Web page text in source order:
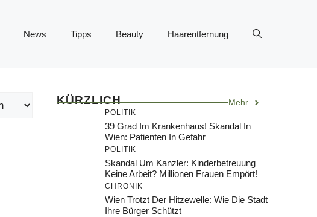
News Tipps Beauty Haarentfernung
KÜRZLICH Mehr
POLITIK
39 Grad Im Krankenhaus! Skandal In
Wien: Patienten In Gefahr
POLITIK
Skandal Um Kanzler: Kinderbetreuung
Keine Arbeit? Millionen Frauen Empört!
CHRONIK
Wien Trotzt Der Hitzewelle: Wie Die Stadt
Ihre Bürger Schützt